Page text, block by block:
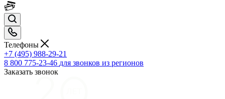
Телефоны
+7 (495) 988-29-21
8 800 775-23-46 для звонков из регионов
Заказать звонок